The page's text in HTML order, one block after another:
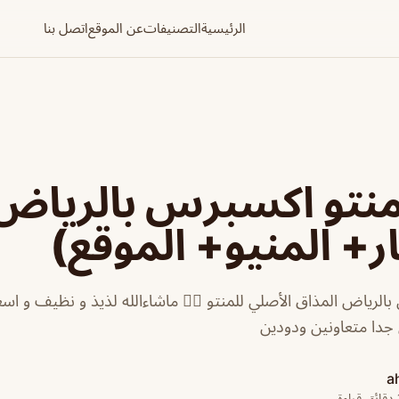
الرئيسيةالتصنيفاتعن الموقعاتصل بنا
اكسبرس
المنيو+ الموقع)
المذاق الأصلي للمنتو 👌🏻 ماشاءالله لذيذ و نظيف و
جدا متعاونين ودودين